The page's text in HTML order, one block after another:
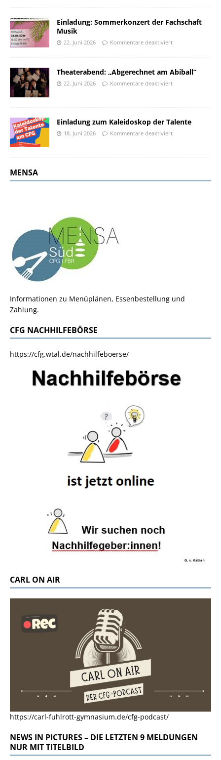
Einladung: Sommerkonzert der Fachschaft
Musik
22. Juni 2026 Kommentare deaktiviert
Theaterabend: „Abgerechnet am Abiball“
22. Juni 2026 Kommentare deaktiviert
Einladung zum Kaleidoskop der Talente
18. Juni 2026 Kommentare deaktiviert
MENSA
Informationen zu Menüplänen, Essenbestellung und
Zahlung.
CFG NACHHILFEBÖRSE
https://cfg.wtal.de/nachhilfeboerse/
CARL ON AIR
https://carl-fuhlrott-gymnasium.de/cfg-podcast/
NEWS IN PICTURES – DIE LETZTEN 9 MELDUNGEN
NUR MIT TITELBILD